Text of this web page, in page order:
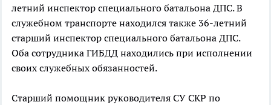
летний инспектор специального батальона ДПС. В
служебном транспорте находился также 36-летний
старший инспектор специального батальона ДПС.
Оба сотрудника ГИБДД находились при исполнении
своих служебных обязанностей.
Старший помощник руководителя СУ СКР по